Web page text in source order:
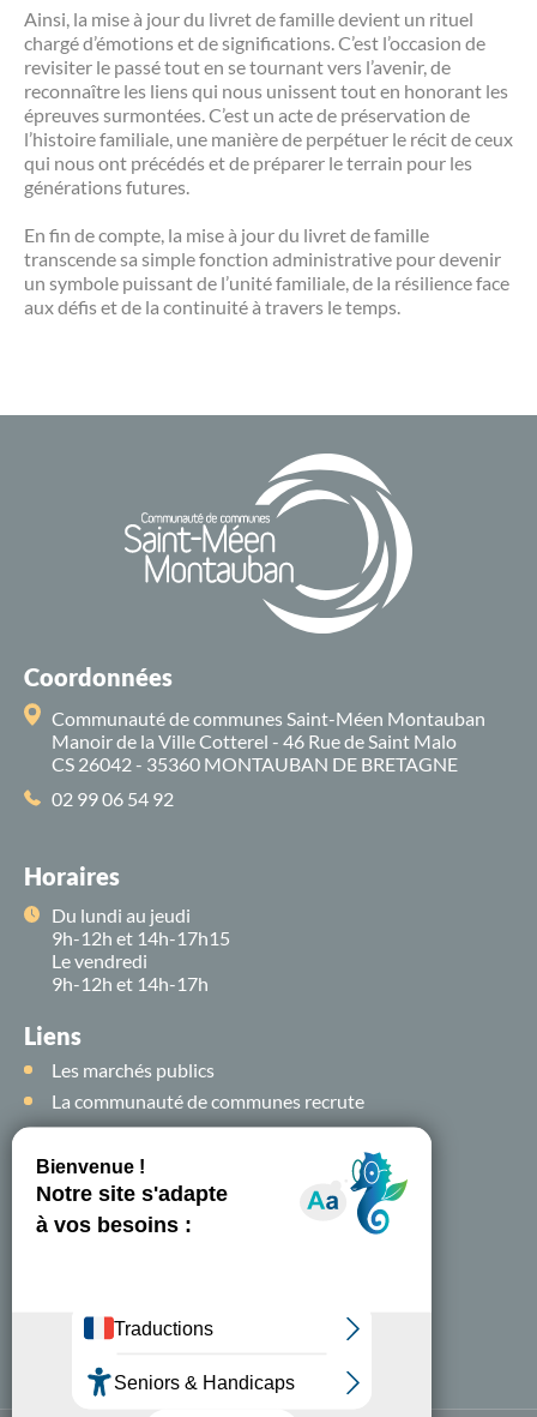
Ainsi, la mise à jour du livret de famille devient un rituel
chargé d’émotions et de significations. C’est l’occasion de
revisiter le passé tout en se tournant vers l’avenir, de
reconnaître les liens qui nous unissent tout en honorant les
épreuves surmontées. C’est un acte de préservation de
l’histoire familiale, une manière de perpétuer le récit de ceux
qui nous ont précédés et de préparer le terrain pour les
générations futures.
En fin de compte, la mise à jour du livret de famille
transcende sa simple fonction administrative pour devenir
un symbole puissant de l’unité familiale, de la résilience face
aux défis et de la continuité à travers le temps.
A+
Coordonnées
Communauté de communes Saint-Méen Montauban
Manoir de la Ville Cotterel - 46 Rue de Saint Malo
CS 26042 - 35360 MONTAUBAN DE BRETAGNE
02 99 06 54 92
Horaires
Du lundi au jeudi
9h-12h et 14h-17h15
Le vendredi
9h-12h et 14h-17h
Liens
Les marchés publics
La communauté de communes recrute
Suivez-nous sur
les
réseaux sociaux !
Nous contacter